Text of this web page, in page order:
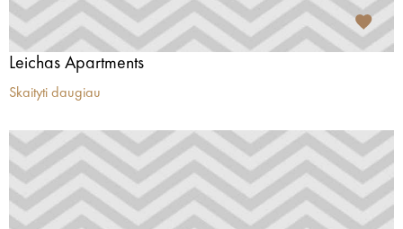
Leichas Apartments
Skaityti daugiau